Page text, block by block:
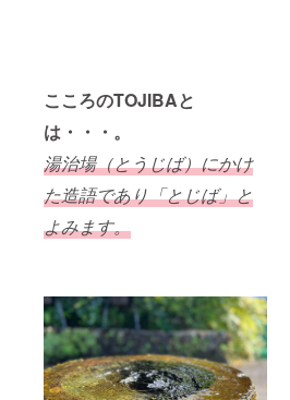
こころのTOJIBAと
は・・・。
湯治場（とうじば）にかけ
た造語であり「とじば」と
よみます。